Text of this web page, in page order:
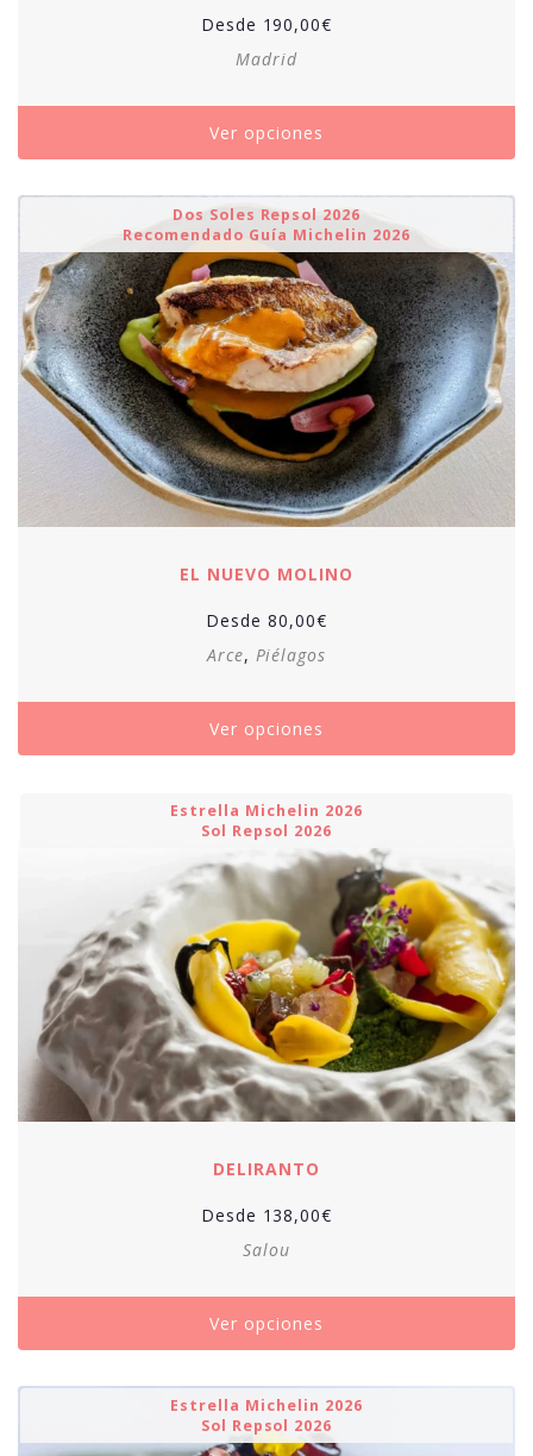
Desde 190,00€
Madrid
Ver opciones
Dos Soles Repsol 2026
Recomendado Guía Michelin 2026
EL NUEVO MOLINO
Desde 80,00€
Arce, Piélagos
Ver opciones
Estrella Michelin 2026
Sol Repsol 2026
DELIRANTO
Desde 138,00€
Salou
Ver opciones
Estrella Michelin 2026
Sol Repsol 2026